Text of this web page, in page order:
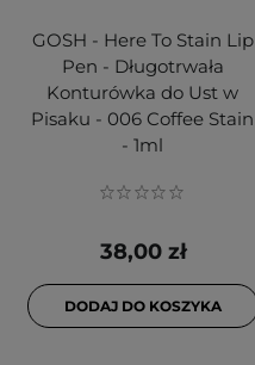
GOSH - Here To Stain Lip
Pen - Długotrwała
Konturówka do Ust w
Pisaku - 006 Coffee Stain
- 1ml
38,00 zł
DODAJ DO KOSZYKA